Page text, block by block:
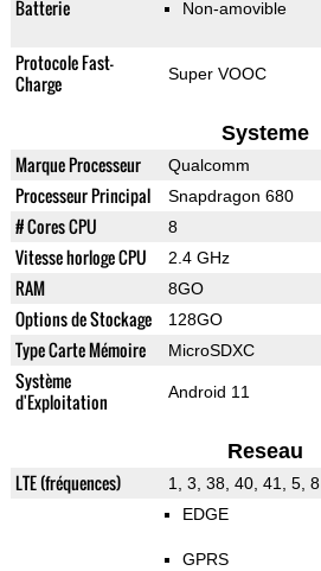
Batterie
Non-amovible
Protocole Fast-
Charge
Super VOOC
Systeme
Marque Processeur Qualcomm
Processeur Principal Snapdragon 680
# Cores CPU 8
Vitesse horloge CPU 2.4 GHz
RAM 8GO
Options de Stockage 128GO
Type Carte Mémoire MicroSDXC
Système
d'Exploitation
Android 11
Reseau
LTE (fréquences) 1, 3, 38, 40, 41, 5, 8
EDGE
GPRS